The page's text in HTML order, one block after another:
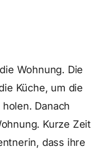
Wohnung. Die
Küche, um die
Danach
Kurze Zeit
dass ihre